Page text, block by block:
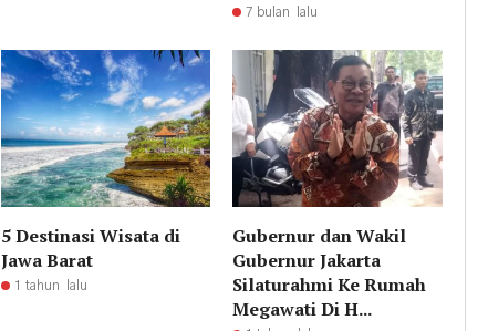
7 bulan lalu
5 Destinasi Wisata di
Jawa Barat
1 tahun lalu
Gubernur dan Wakil
Gubernur Jakarta
Silaturahmi Ke Rumah
Megawati Di H...